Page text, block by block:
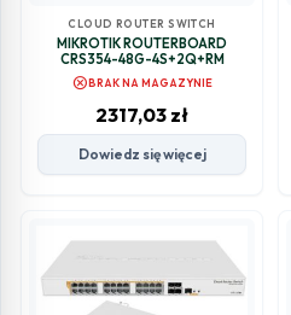
CLOUD ROUTER SWITCH
MIKROTIK ROUTERBOARD
CRS354-48G-4S+2Q+RM
cancelBRAK NA MAGAZYNIE
2317,03 zł
Dowiedz się więcej